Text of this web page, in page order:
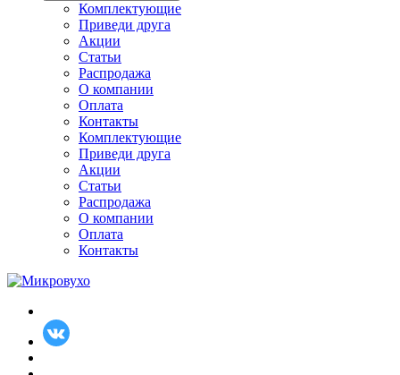
Комплектующие
Приведи друга
Акции
Статьи
Распродажа
О компании
Оплата
Контакты
Комплектующие
Приведи друга
Акции
Статьи
Распродажа
О компании
Оплата
Контакты